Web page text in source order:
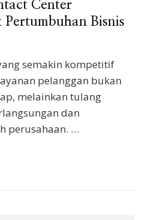
Center
Bisnis
semakin kompetitif
pelanggan bukan
melainkan tulang
dan
perusahaan. …